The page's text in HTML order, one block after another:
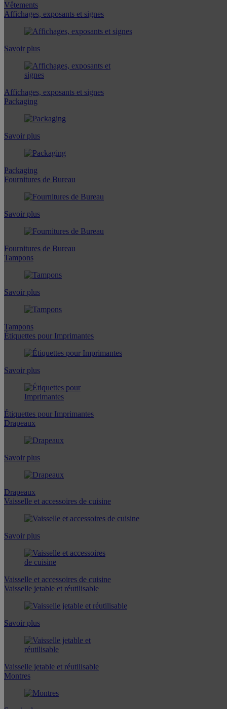
Vêtements
Affichages, exposants et signes
Savoir plus
Affichages, exposants et signes
Packaging
Savoir plus
Packaging
Fournitures de Bureau
Savoir plus
Fournitures de Bureau
Tampons
Savoir plus
Tampons
Étiquettes pour Imprimantes
Savoir plus
Étiquettes pour Imprimantes
Drapeaux
Savoir plus
Drapeaux
Vaisselle et accessoires de cuisine
Savoir plus
Vaisselle et accessoires de cuisine
Vaisselle jetable et réutilisable
Savoir plus
Vaisselle jetable et réutilisable
Montres